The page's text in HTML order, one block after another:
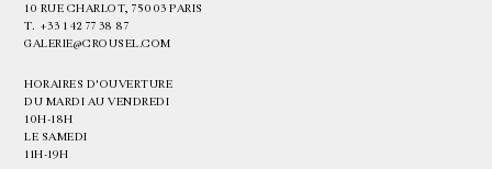
10 RUE CHARLOT, 75003 PARIS
T. +33 1 42 77 38 87
GALERIE@CROUSEL.COM
HORAIRES D'OUVERTURE
DU MARDI AU VENDREDI
10H-18H
LE SAMEDI
11H-19H